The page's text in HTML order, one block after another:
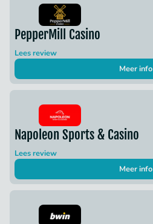
PepperMill Casino
Lees review
Meer info
Napoleon Sports & Casino
Lees review
Meer info